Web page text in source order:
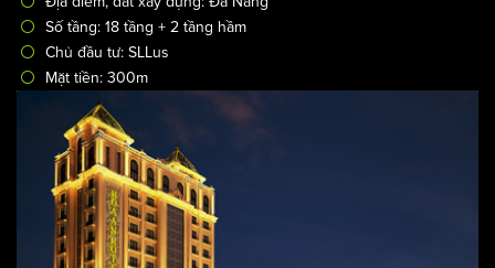
biển - Marine Elegance Hotel
Thiết kế khách sạn/Khách sạn 5 sao
Mã công trình: KS-2740
Địa điểm, đất xây dựng: Đà Nẵng
Số tầng: 18 tầng + 2 tầng hầm
Chủ đầu tư: SLLus
Mặt tiền: 300m